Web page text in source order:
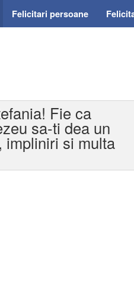
Felicitari persoane
Fie ca
sa-ti dea un
impliniri si multa